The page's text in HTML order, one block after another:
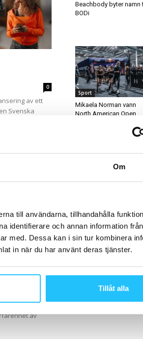
Om
till användarna, tillhandahålla
identifierare och annan information
med. Dessa kan i sin tur kombinera
in när du har använt deras tjänster.
Tillåt alla
0
av ett
Svenska
ger
dig att skapa
och
av
Beachbody byter namn
BODi
Sport
Mikaela Norman vann
North American Open